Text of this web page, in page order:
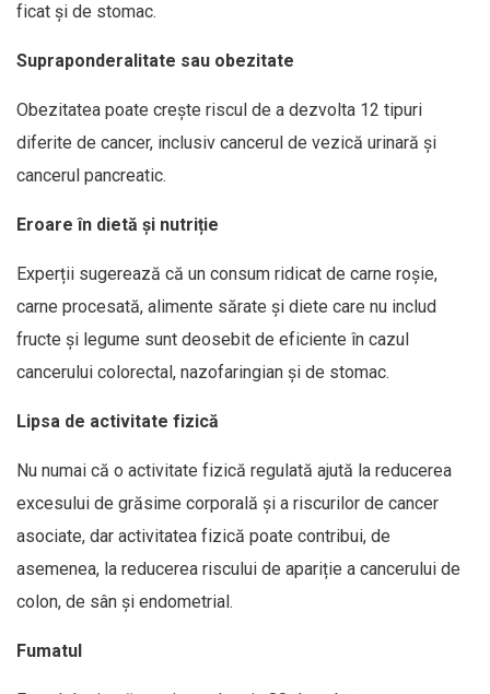
ficat și de stomac.
Supraponderalitate sau obezitate
Obezitatea poate crește riscul de a dezvolta 12 tipuri
diferite de cancer, inclusiv cancerul de vezică urinară și
cancerul pancreatic.
Eroare în dietă și nutriție
Experții sugerează că un consum ridicat de carne roșie,
carne procesată, alimente sărate și diete care nu includ
fructe și legume sunt deosebit de eficiente în cazul
cancerului colorectal, nazofaringian și de stomac.
Lipsa de activitate fizică
Nu numai că o activitate fizică regulată ajută la reducerea
excesului de grăsime corporală și a riscurilor de cancer
asociate, dar activitatea fizică poate contribui, de
asemenea, la reducerea riscului de apariție a cancerului de
colon, de sân și endometrial.
Fumatul